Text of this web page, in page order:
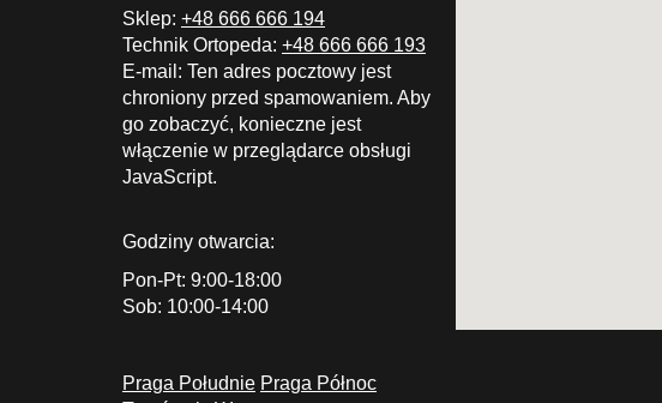
Sklep: +48 666 666 194
Technik Ortopeda: +48 666 666 193
E-mail: Ten adres pocztowy jest
chroniony przed spamowaniem. Aby
go zobaczyć, konieczne jest
włączenie w przeglądarce obsługi
JavaScript.
Godziny otwarcia:
Pon-Pt: 9:00-18:00
Sob: 10:00-14:00
Praga Południe Praga Północ